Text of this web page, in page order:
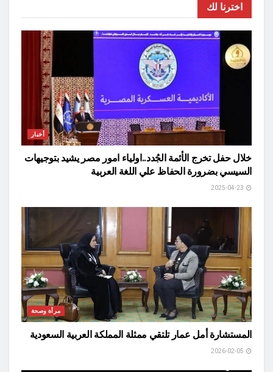
اخترنا لك
أخبار
خلال حفل تخرج الأئمة الجُدد..اولياء امور مصر يشيد بتوجيهات
السيسي بضرورة الحفاظ علي اللغة العربية
مرأة وصحة
المستشارة أمل عمار تلتقي ممثلة المملكة العربية السعودية